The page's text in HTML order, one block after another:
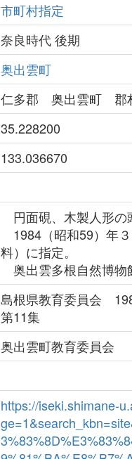
市町村指定
奈良時代 後期
奥出雲町
仁多郡 奥出雲町 郡
35.228200
133.036670
円面硯、木製人形の
1984（昭和59）年
料）に指定。
奥出雲多根自然博物
島根県教育委員会
第11集
奥出雲町教育委員会
https://iseki.shimane-